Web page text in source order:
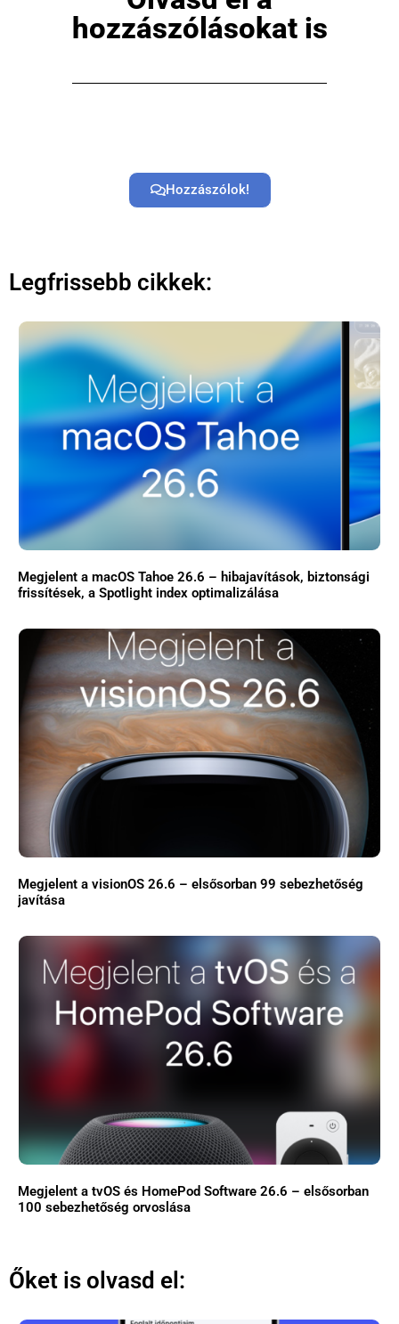
hozzászólásokat is
Hozzászólok!
Legfrissebb cikkek:
Megjelent a macOS Tahoe 26.6 – hibajavítások, biztonsági
frissítések, a Spotlight index optimalizálása
Megjelent a visionOS 26.6 – elsősorban 99 sebezhetőség
javítása
Megjelent a tvOS és HomePod Software 26.6 – elsősorban
100 sebezhetőség orvoslása
Őket is olvasd el: